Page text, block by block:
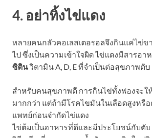
4. อย่าทิ้งไข่แดง
หลายคนกลัวคอเลสเตอรอลจึงกินแค่ไข่ข
ไป ซึ่งเป็นความเข้าใจผิด ไข่แดงมีสารอ
ซิตินวิตามิน A, D, E ที่จำเป็นต่อสุขภาพตับ
สำหรับคนสุขภาพดี การกินไข่ทั้งฟองจะใ
มากกว่า แต่ถ้ามีโรคไขมันในเลือดสูงหรื
แพทย์ก่อนจำกัดไข่แดง
ไข่ต้มเป็นอาหารที่ดีและมีประโยชน์กับตั